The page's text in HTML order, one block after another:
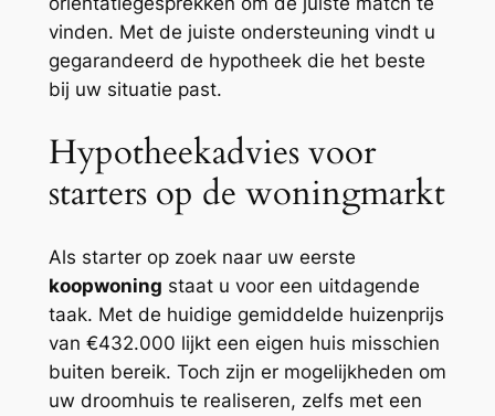
vinden. Met de juiste ondersteuning vindt u
gegarandeerd de hypotheek die het beste
bij uw situatie past.
Hypotheekadvies voor
starters op de woningmarkt
Als starter op zoek naar uw eerste
koopwoning staat u voor een uitdagende
taak. Met de huidige gemiddelde huizenprijs
van €432.000 lijkt een eigen huis misschien
buiten bereik. Toch zijn er mogelijkheden om
uw droomhuis te realiseren, zelfs met een